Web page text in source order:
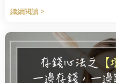
繼續閱讀 >